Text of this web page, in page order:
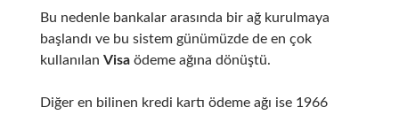
Bu nedenle bankalar arasında bir ağ kurulmaya
başlandı ve bu sistem günümüzde de en çok
kullanılan Visaödeme ağına dönüştü.
Diğer en bilinen kredi kartı ödeme ağı ise 1966